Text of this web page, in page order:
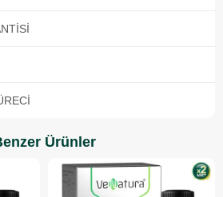
Ürünler